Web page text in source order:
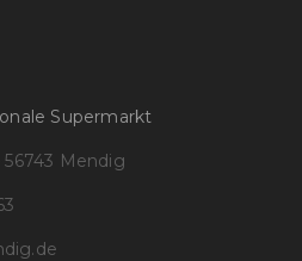
Supermarkt
Mendig